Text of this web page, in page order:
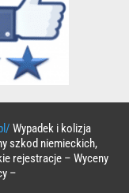
Wypadek i kolizja
szkod niemieckich,
rejestracje – Wyceny
–